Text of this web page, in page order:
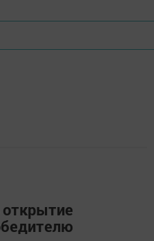
открытие